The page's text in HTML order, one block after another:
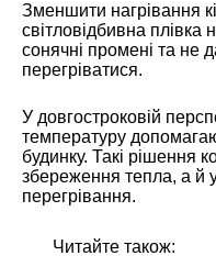
Зменшити нагрівання
світловідбивна плівка
сонячні промені та
перегріватися.
У довгостроковій
температуру
будинку. Такі рішення
збереження тепла, а й
перегрівання.
Читайте також: